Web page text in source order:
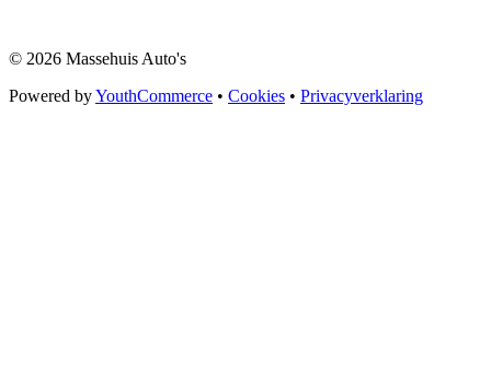
© 2026 Massehuis Auto's
Powered byYouthCommerce • Cookies • Privacyverklaring